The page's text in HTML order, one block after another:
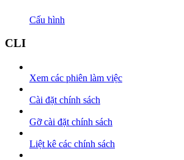
Cấu hình
CLI
Xem các phiên làm việc
Cài đặt chính sách
Gỡ cài đặt chính sách
Liệt kê các chính sách